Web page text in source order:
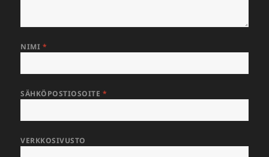
NIMI *
SÄHKÖPOSTIOSOITE *
VERKKOSIVUSTO